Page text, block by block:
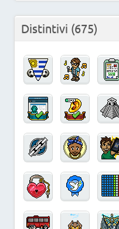
Distintivi (675)